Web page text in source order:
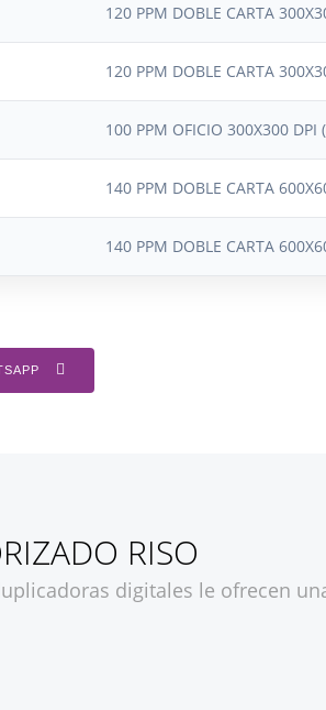
120 PPM DOBLE CARTA
120 PPM DOBLE CARTA
100 PPM OFICIO 300X300 DPI
140 PPM DOBLE CARTA
140 PPM DOBLE CARTA
RISO
digitales le ofrecen